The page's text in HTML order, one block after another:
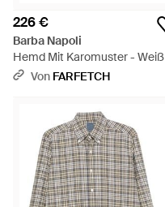
226 €
Barba Napoli
Hemd Mit Karomuster - Weiß
Von FARFETCH